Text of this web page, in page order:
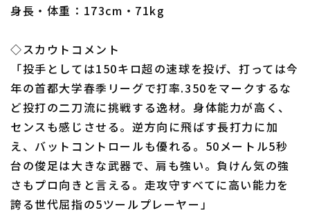
運営会社（別ウィンドウで開く） よくある質問
身長・体重：173cm・71kg
◇スカウトコメント
「投手としては150キロ超の速球を投げ、打っては今
年の首都大学春季リーグで打率.350をマークするな
ど投打の二刀流に挑戦する逸材。身体能力が高く、
センスも感じさせる。逆方向に飛ばす長打力に加
え、バットコントロールも優れる。50メートル5秒
台の俊足は大きな武器で、肩も強い。負けん気の強
さもプロ向きと言える。走攻守すべてに高い能力を
誇る世代屈指の5ツールプレーヤー」